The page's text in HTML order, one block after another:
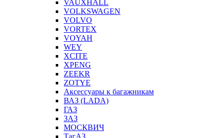
VAUXHALL
VOLKSWAGEN
VOLVO
VORTEX
VOYAH
WEY
XCITE
XPENG
ZEEKR
ZOTYE
Аксессуары к багажникам
ВАЗ (LADA)
ГАЗ
ЗАЗ
МОСКВИЧ
ТагАЗ